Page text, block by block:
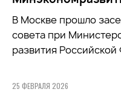
В Москве прошло
совета при
развития
25 ФЕВРАЛЯ 2026